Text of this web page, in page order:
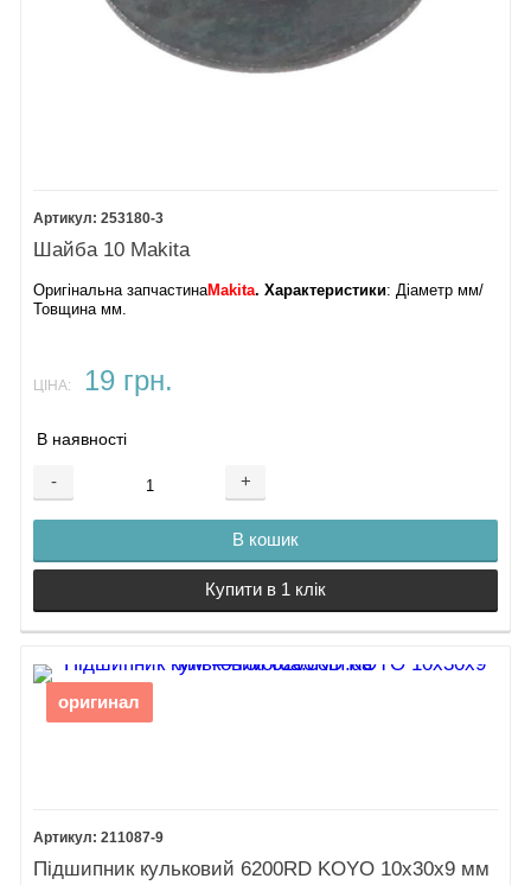
253180-3
Шайба 10 Makita
Оригінальна запчастинаMakita. Характеристики: Діаметр мм/
Товщина мм.
ЦІНА: 19 грн.
В наявності
- +
В кошик
Купити в 1 клік
оригинал
211087-9
Підшипник кульковий 6200RD KOYO 10х30х9 мм